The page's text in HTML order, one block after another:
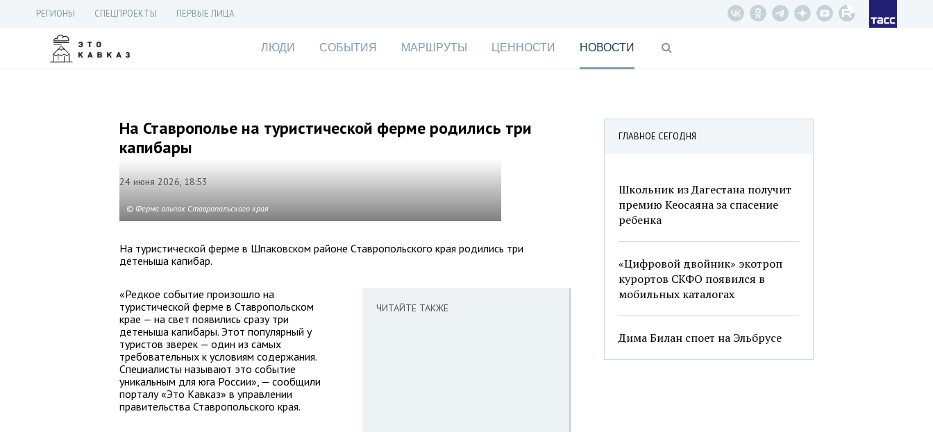
РЕГИОНЫ СПЕЦПРОЕКТЫ ПЕРВЫЕ ЛИЦА
ЛЮДИ СОБЫТИЯ МАРШРУТЫ ЦЕННОСТИ НОВОСТИ
ГЛАВНОЕ СЕГОДНЯ
Школьник из Дагестана получит
премию Кеосаяна за спасение
ребенка
«Цифровой двойник» экотроп
курортов СКФО появился в
мобильных каталогах
Дима Билан споет на Эльбрусе
На Ставрополье на туристической ферме родились три
капибары
24 июня 2026, 18:53
© Ферма альпак Ставропольского края
На туристической ферме в Шпаковском районе Ставропольского края родились три
детеныша капибар.
ЧИТАЙТЕ ТАКЖЕ
«Редкое событие произошло на
туристической ферме в Ставропольском
крае — на свет появились сразу три
детеныша капибары. Этот популярный у
туристов зверек — один из самых
требовательных к условиям содержания.
Специалисты называют это событие
уникальным для юга России», — сообщили
порталу «Это Кавказ» в управлении
правительства Ставропольского края.